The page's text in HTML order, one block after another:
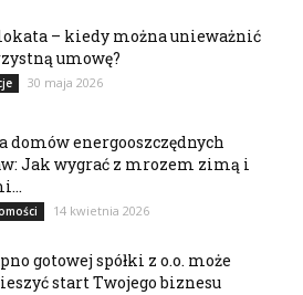
– kiedy można unieważnić
umowę?
30 maja 2026
domów energooszczędnych
Jak wygrać z mrozem zimą i
14 kwietnia 2026
gotowej spółki z o.o. może
start Twojego biznesu